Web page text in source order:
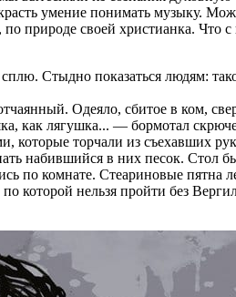
умение понимать музыку.
природе своей христианка. Что с
Стыдно показаться людям:
Одеяло, сбитое в ком,
как лягушка... — бормотал
которые торчали из съехавших
набившийся в них песок. Стол
по комнате. Стеариновые
которой нельзя пройти без